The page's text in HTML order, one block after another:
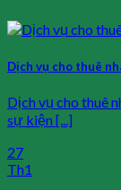
Dịch vụ cho thuê
Dịch vụ cho thuê
sự kiện [...]
27
Th1